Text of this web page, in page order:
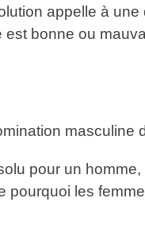
appelle à
est bonne ou
masculine
pour un
pourquoi les